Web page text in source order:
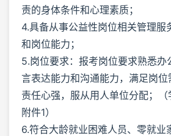
责的身体条件和心理素质；
4.具备从事公益性岗位相关管理服
和岗位能力；
5.岗位要求：报考岗位要求熟悉办
言表达能力和沟通能力，满足岗位
责任心强，服从用人单位分配；
附件1）
6.符合大龄就业困难人员、零就业